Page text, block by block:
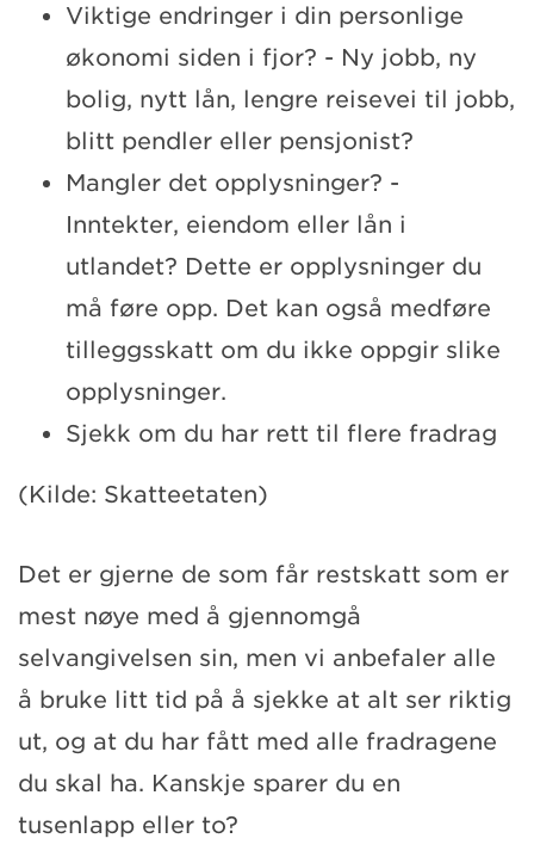
Viktige endringer i din personlige
økonomi siden i fjor? - Ny jobb, ny
bolig, nytt lån, lengre reisevei til jobb,
blitt pendler eller pensjonist?
Mangler det opplysninger? -
Inntekter, eiendom eller lån i
utlandet? Dette er opplysninger du
må føre opp. Det kan også medføre
tilleggsskatt om du ikke oppgir slike
opplysninger.
Sjekk om du har rett til flere fradrag
(Kilde: Skatteetaten)
Det er gjerne de som får restskatt som er
mest nøye med å gjennomgå
selvangivelsen sin, men vi anbefaler alle
å bruke litt tid på å sjekke at alt ser riktig
ut, og at du har fått med alle fradragene
du skal ha. Kanskje sparer du en
tusenlapp eller to?